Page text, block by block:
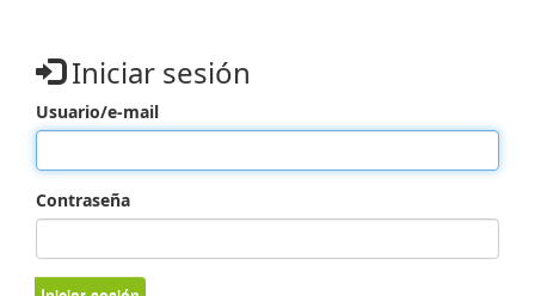
Iniciar sesión
Usuario/e-mail
Contraseña